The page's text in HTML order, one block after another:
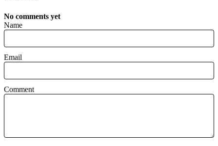
No comments yet
Name
Email
Comment